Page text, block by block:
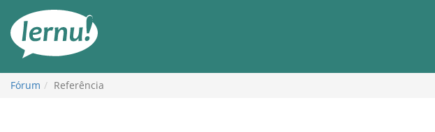
conteúdo
Fórum Referência